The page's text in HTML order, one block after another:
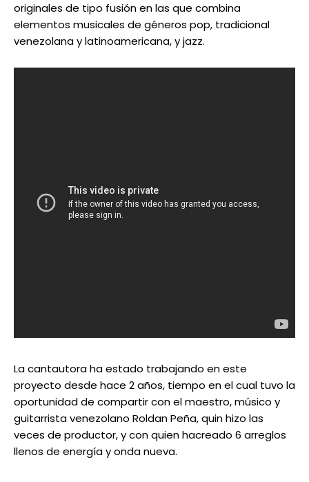
originales de tipo fusión en las que combina
elementos musicales de géneros pop, tradicional
venezolana y latinoamericana, y jazz.
La cantautora ha estado trabajando en este
proyecto desde hace 2 años, tiempo en el cual tuvo la
oportunidad de compartir con el maestro, músico y
guitarrista venezolano Roldan Peña, quin hizo las
veces de productor, y con quien hacreado 6 arreglos
llenos de energía y onda nueva.